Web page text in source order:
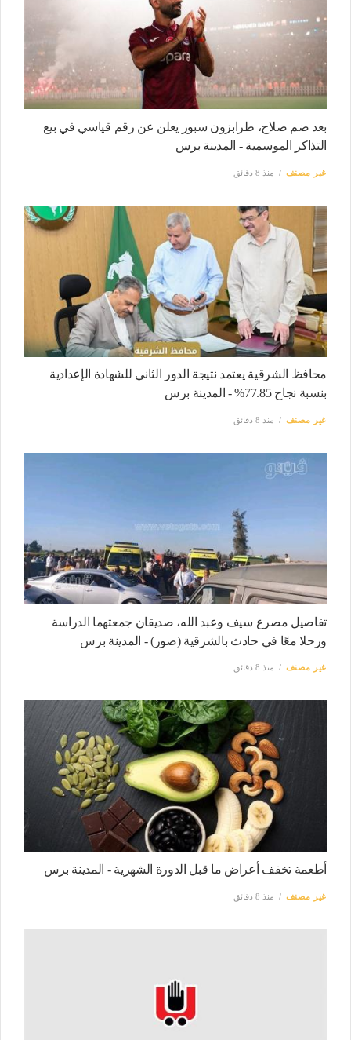
بعد ضم صلاح، طرابزون سبور يعلن عن رقم قياسي في بيع
التذاكر الموسمية - المدينة برس
غير مصنف منذ 8 دقائق
محافظ الشرقية يعتمد نتيجة الدور الثاني للشهادة الإعدادية
بنسبة نجاح 77.85% - المدينة برس
غير مصنف منذ 8 دقائق
تفاصيل مصرع سيف وعبد الله، صديقان جمعتهما الدراسة
ورحلا معًا في حادث بالشرقية (صور) - المدينة برس
غير مصنف منذ 8 دقائق
أطعمة تخفف أعراض ما قبل الدورة الشهرية - المدينة برس
غير مصنف منذ 8 دقائق